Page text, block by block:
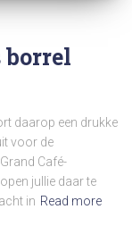
daarop een drukke
voor de
Café-
jullie daar te
in Read more